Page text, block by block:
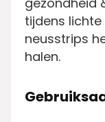
tijdens lichte
neusstrips
halen.